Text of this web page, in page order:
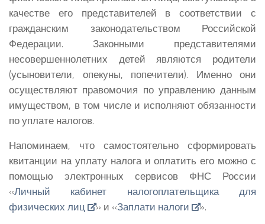
качестве его представителей в соответствии с
гражданским законодательством Российской
Федерации. Законными представителями
несовершеннолетних детей являются родители
(усыновители, опекуны, попечители). Именно они
осуществляют правомочия по управлению данным
имуществом, в том числе и исполняют обязанности
по уплате налогов.
Напоминаем, что самостоятельно сформировать
квитанции на уплату налога и оплатить его можно с
помощью электронных сервисов ФНС России
«Личный кабинет налогоплательщика для
физических лиц
» и «Заплати налоги
».